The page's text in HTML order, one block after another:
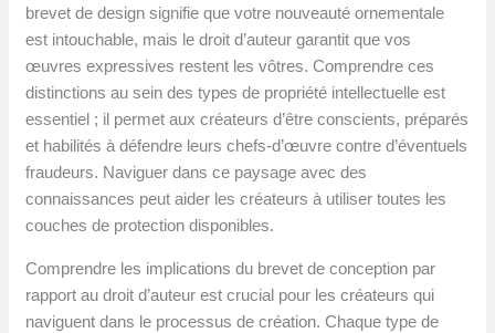
brevet de design signifie que votre nouveauté ornementale
est intouchable, mais le droit d’auteur garantit que vos
œuvres expressives restent les vôtres. Comprendre ces
distinctions au sein des types de propriété intellectuelle est
essentiel ; il permet aux créateurs d’être conscients, préparés
et habilités à défendre leurs chefs-d’œuvre contre d’éventuels
fraudeurs. Naviguer dans ce paysage avec des
connaissances peut aider les créateurs à utiliser toutes les
couches de protection disponibles.
Comprendre les implications du brevet de conception par
rapport au droit d’auteur est crucial pour les créateurs qui
naviguent dans le processus de création. Chaque type de